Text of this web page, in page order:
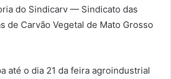
do Sindicarv — Sindicato das
de Carvão Vegetal de Mato Grosso
até o dia 21 da feira agroindustrial